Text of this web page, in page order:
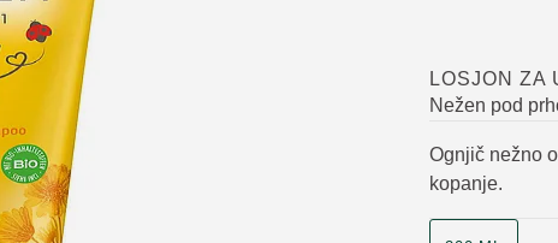
LOSJON ZA
Nežen pod
Ognjič nežno
kopanje.